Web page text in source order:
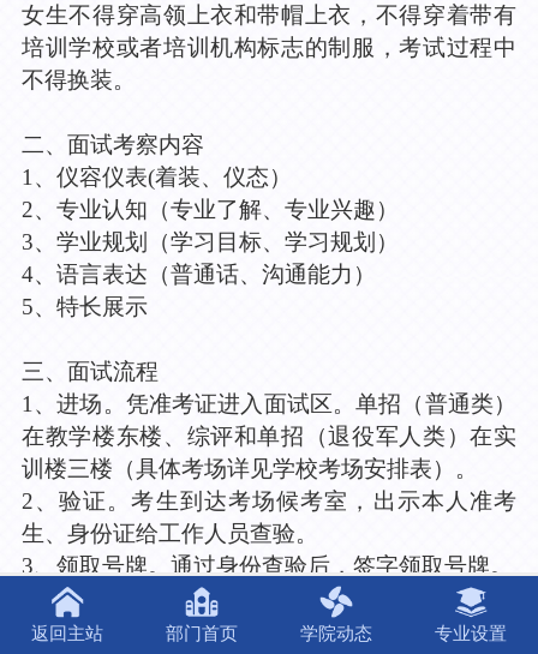
女生不得穿高领上衣和带帽上衣，不得穿着带有
培训学校或者培训机构标志的制服，考试过程中
不得换装。
二、 面试考察内容
1 、仪容仪表(着装、仪态）
2、专业认知（专业了解、专业兴趣）
3、学业规划（学习目标、学习规划）
4、语言表达（普通话、沟通能力）
5、特长展示
三、面试流程
1 、进场。凭准考证进入面试区。单招（普通类）
在教学楼东楼、综评和单招（退役军人类）在实
训楼三楼（具体考场详见学校考场安排表）。
2、验证。考生到达考场候考室，出示本人准考
生、身份证给工作人员查验。
3、领取号牌。通过身份查验后，签字领取号牌。
、候考。号牌贴左胸，进入待考区，就坐等候。
5、面试。进入面试场，参加面试（考生根据评委
返回主站 部门首页 学院动态 专业设置